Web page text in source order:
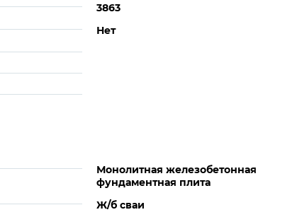
3863
Нет
Монолитная железобетонная
фундаментная плита
Ж/б сваи